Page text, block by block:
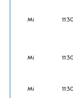
Mi
Mi
Mi